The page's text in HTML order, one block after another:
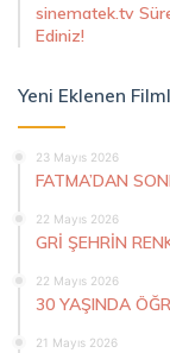
sinematek.tv
Ediniz!
Yeni Eklenen
23 Mayıs 2026
FATMA’DAN
22 Mayıs 2026
GRİ ŞEHRİN
22 Mayıs 2026
30 YAŞINDA
21 Mayıs 2026